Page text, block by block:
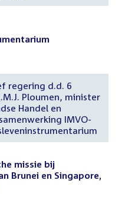
regering d.d. 6
Ploumen, minister
Handel en
IMVO-
missie bij
Brunei en Singapore,